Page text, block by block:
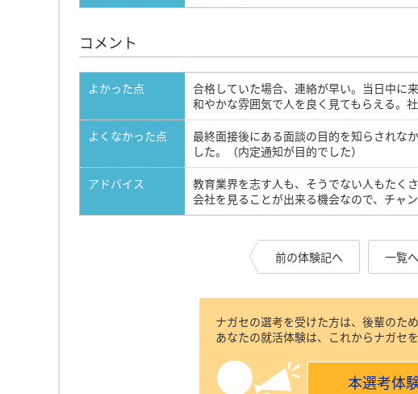
コメント
よかった点
合格していた場合、連絡が早い。当日中に
和やかな雰囲気で人を良く見てもらえる。
よくなかった点
最終面接後にある面談の目的を知らされな
した。（内定通知が目的でした）
アドバイス
教育業界を志す人も、そうでない人もたく
会社を見ることが出来る機会なので、チャ
前の体験記へ 一覧
ナガセの選考を受けた方は、後輩のた
あなたの就活体験は、これからナガセ
本選考体